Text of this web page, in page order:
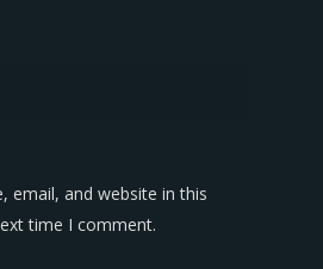
email, and website in this
time I comment.